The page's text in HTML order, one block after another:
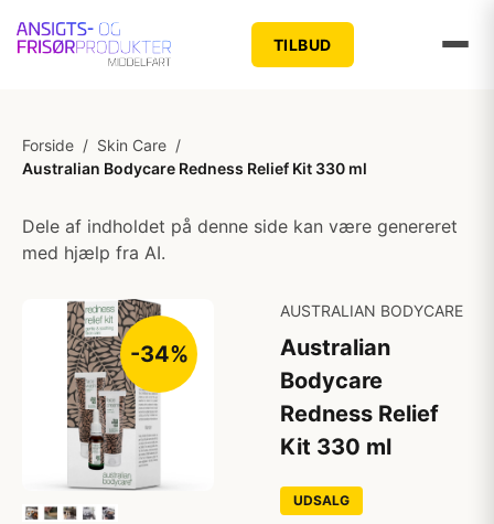
TILBUD
Forside / Skin Care /
Australian Bodycare Redness Relief Kit 330 ml
Dele af indholdet på denne side kan være genereret
med hjælp fra AI.
-34%
AUSTRALIAN BODYCARE
Australian
Bodycare
Redness Relief
Kit 330 ml
UDSALG